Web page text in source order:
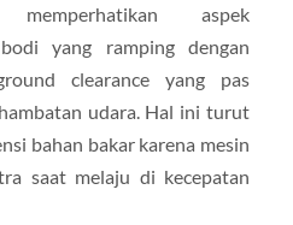
aspek
yang ramping dengan
clearance yang pas
udara. Hal ini turut
bahan bakar karena mesin
saat melaju di kecepatan